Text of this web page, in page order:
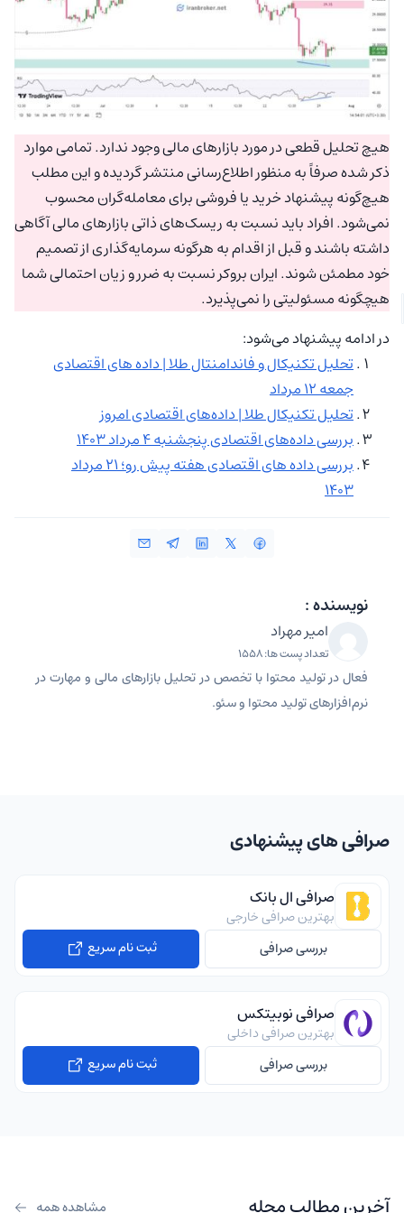
هیچ تحلیل قطعی در مورد بازارهای مالی وجود ندارد. تمامی موارد
ذکر شده صرفاً به منظور اطلاع‌رسانی منتشر گردیده و این مطلب
هیچ‌گونه پیشنهاد خرید یا فروشی برای معامله‌گران محسوب
نمی‌شود. افراد باید نسبت به ریسک‌های ذاتی بازارهای مالی آگاهی
داشته باشند و قبل از اقدام به هرگونه سرمایه‌گذاری از تصمیم
خود مطمئن شوند. ایران بروکر نسبت به ضرر و زیان احتمالی شما
هیچگونه مسئولیتی را نمی‌پذیرد.
در ادامه پیشنهاد می‌شود:
تحلیل تکنیکال و فاندامنتال طلا | داده های اقتصادی
جمعه ۱۲ مرداد
تحلیل تکنیکال طلا | داده‌های اقتصادی امروز
بررسی داده‌های اقتصادی پنجشنبه ۴ مرداد ۱۴۰۳
بررسی داده های اقتصادی هفته پیش رو؛ ۲۱ مرداد
۱۴۰۳
نویسنده :
امیر مهراد
تعداد پست ها: 1558
فعال در تولید محتوا با تخصص در تحلیل بازارهای مالی و مهارت در
نرم‌افزارهای تولید محتوا و سئو.
صرافی های پیشنهادی
صرافی ال بانک
بهترین صرافی خارجی
بررسی صرافی
ثبت نام سریع
صرافی نوبیتکس
بهترین صرافی داخلی
بررسی صرافی
ثبت نام سریع
مشاهده همه